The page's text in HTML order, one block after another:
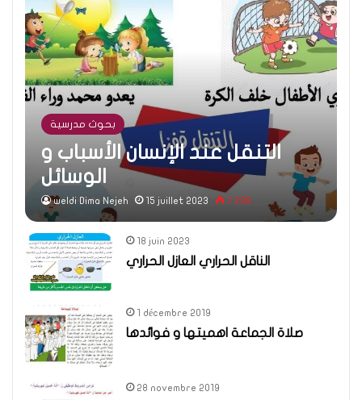
بحوث مدرسية
التنقل عند الإنسان الأسباب و
الوسائل
weldi Dima Nejeh 15 juillet 2023 7 298
18 juin 2023
الناقل الحراري العازل الحراري
1 décembre 2019
صلاة الجماعة اهميتها و فوائدها
28 novembre 2019